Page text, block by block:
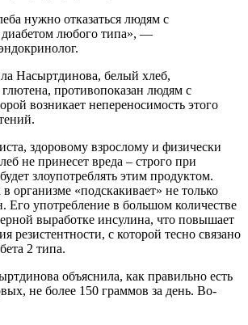
нужно отказаться людям с
любого типа», —
Насыртдинова, белый хлеб,
противопоказан людям с
возникает непереносимость этого
здоровому взрослому и физически
не принесет вреда – строго при
злоупотреблять этим продуктом.
организме «подскакивает» не только
Его употребление в большом количестве
выработке инсулина, что повышает
резистентности, с которой тесно связано
2 типа.
объяснила, как правильно есть
не более 150 граммов за день. Во-